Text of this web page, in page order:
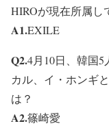
HIROが現在所属し
A1.EXILE
Q2.4月10日、韓国
カル、イ・ホンギ
は？
A2.篠崎愛